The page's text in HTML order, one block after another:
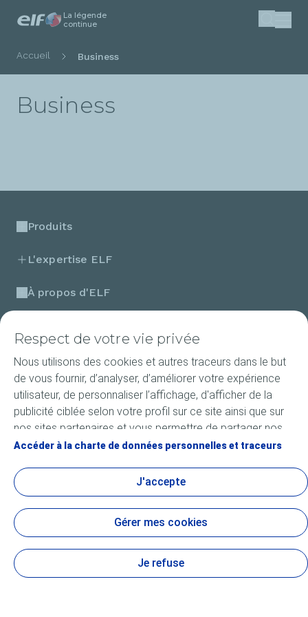
La légende
continue
Fil
d'Ariane
Accueil Business
Business
Produits
L'expertise ELF
À propos d'ELF
FAQ
Cookies et confidentialitéAccessibilité : non conforme
Mentions légales Nous contacterPlan du site Cookies
TotalEnergies Lubricants 2026
Respect de votre vie privée
Nous utilisons des cookies et autres traceurs dans le but
de vous fournir, d’analyser, d’améliorer votre expérience
utilisateur, de personnaliser l’affichage, d'afficher de la
publicité ciblée selon votre profil sur ce site ainsi que sur
nos sites partenaires et vous permettre de partager nos
contenus sur les réseaux sociaux. Vous pouvez à tout
sur le bouton « Gérer mes cookies ». En cliquant sur le
bouton « J’accepte », vous acceptez le dépôt de
l’ensemble des cookies. Dans le cas où vous cliquez sur
« Je refuse », seuls les cookies techniques nécessaires au
d’informations, notamment sur la liste des partenaires,
vous pouvez consulter la page « Charte de données
Accéder à la charte de données personnelles et traceurs
J'accepte
Gérer mes cookies
Je refuse